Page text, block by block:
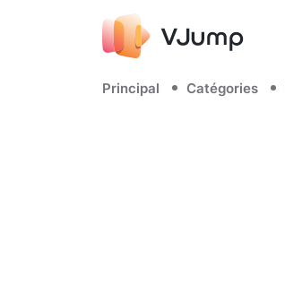
Principal Catégories